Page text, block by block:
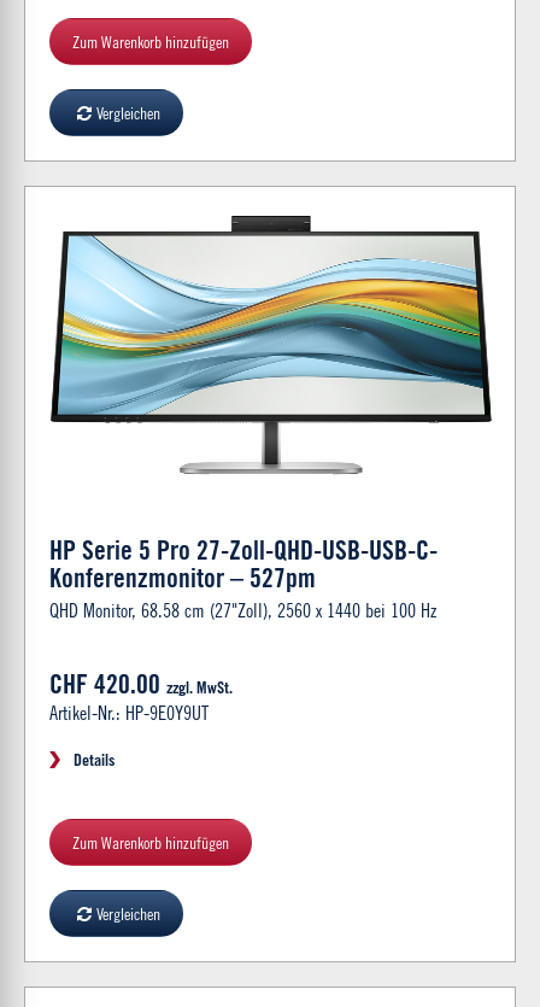
Zum Warenkorb hinzufügen
Vergleichen
HP Serie 5 Pro 27-Zoll-QHD-USB-USB-C-
Konferenzmonitor – 527pm
QHD Monitor, 68.58 cm (27"Zoll), 2560 x 1440 bei 100 Hz
CHF 420.00 zzgl. MwSt.
Artikel-Nr.: HP-9E0Y9UT
Details
Zum Warenkorb hinzufügen
Vergleichen